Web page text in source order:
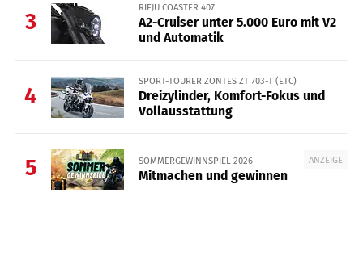
3
RIEJU COASTER 407
A2-Cruiser unter 5.000 Euro mit V2
und Automatik
4
SPORT-TOURER ZONTES ZT 703-T (ETC)
Dreizylinder, Komfort-Fokus und
Vollausstattung
5 ANZEIGE
SOMMERGEWINNSPIEL 2026
Mitmachen und gewinnen